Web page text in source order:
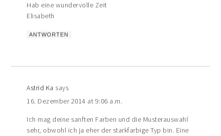
Hab eine wundervolle Zeit
Elisabeth
ANTWORTEN
Astrid Ka says
16. Dezember 2014 at 9:06 a.m.
Ich mag deine sanften Farben und die Musterauswahl
sehr, obwohl ich ja eher der starkfarbige Typ bin. Eine